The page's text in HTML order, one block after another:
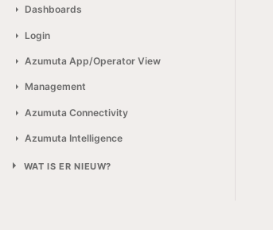
Dashboards
Login
Azumuta App/Operator View
Management
Azumuta Connectivity
Azumuta Intelligence
WAT IS ER NIEUW?